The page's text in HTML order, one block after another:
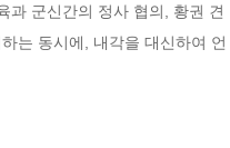
과 군신간의 정사 협의, 황권 견
는 동시에, 내각을 대신하여 언